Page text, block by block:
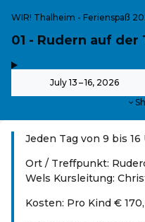
WIR! Thalheim - Ferienspaß
01 - Rudern auf der
July 13 – 16, 2026
Jeden Tag von 9 bis 16
Ort / Treffpunkt:
Wels Kursleitung:
Kosten: Pro Kind €